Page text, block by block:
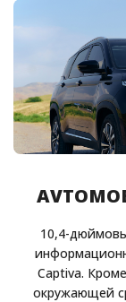
10,4-
Captiva.
окружающей